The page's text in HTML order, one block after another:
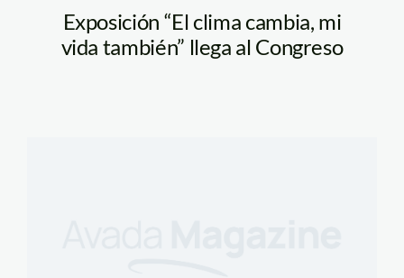
Exposición “El clima cambia, mi
vida también” llega al Congreso